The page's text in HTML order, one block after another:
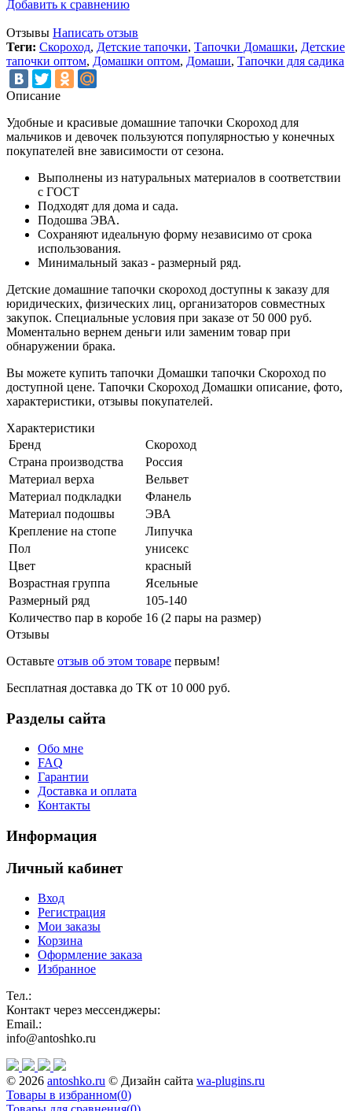
Добавить к сравнению
Отзывы Написать отзыв
Теги: Скороход, Детские тапочки, Тапочки Домашки, Детские
тапочки оптом, Домашки оптом, Домаши, Тапочки для садика
Описание
Удобные и красивые домашние тапочки Скороход для
мальчиков и девочек пользуются популярностью у конечных
покупателей вне зависимости от сезона.
Выполнены из натуральных материалов в соответствии
с ГОСТ
Подходят для дома и сада.
Подошва ЭВА.
Сохраняют идеальную форму независимо от срока
использования.
Минимальный заказ - размерный ряд.
Детские домашние тапочки скороход доступны к заказу для
юридических, физических лиц, организаторов совместных
закупок. Специальные условия при заказе от 50 000 руб.
Моментально вернем деньги или заменим товар при
обнаружении брака.
Вы можете купить тапочки Домашки тапочки Скороход по
доступной цене. Тапочки Скороход Домашки описание, фото,
характеристики, отзывы покупателей.
Характеристики
Бренд
Скороход
Страна производства
Россия
Материал верха
Вельвет
Материал подкладки
Фланель
Материал подошвы
ЭВА
Крепление на стопе
Липучка
Пол
унисекс
Цвет
красный
Возрастная группа
Ясельные
Размерный ряд
105-140
Количество пар в коробе 16 (2 пары на размер)
Отзывы
Оставьте отзыв об этом товаре первым!
Бесплатная доставка до ТК от 10 000 руб.
Разделы сайта
Обо мне
FAQ
Гарантии
Доставка и оплата
Контакты
Информация
Личный кабинет
Вход
Регистрация
Мои заказы
Корзина
Оформление заказа
Избранное
Тел.:
Контакт через мессенджеры:
Email.:
info@antoshko.ru
© 2026 antoshko.ru © Дизайн сайта wa-plugins.ru
Товары в избранном(0)